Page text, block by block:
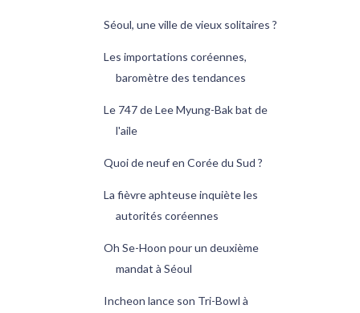
Séoul, une ville de vieux solitaires ?
Les importations coréennes,
baromètre des tendances
Le 747 de Lee Myung-Bak bat de
l'aile
Quoi de neuf en Corée du Sud ?
La fièvre aphteuse inquiète les
autorités coréennes
Oh Se-Hoon pour un deuxième
mandat à Séoul
Incheon lance son Tri-Bowl à